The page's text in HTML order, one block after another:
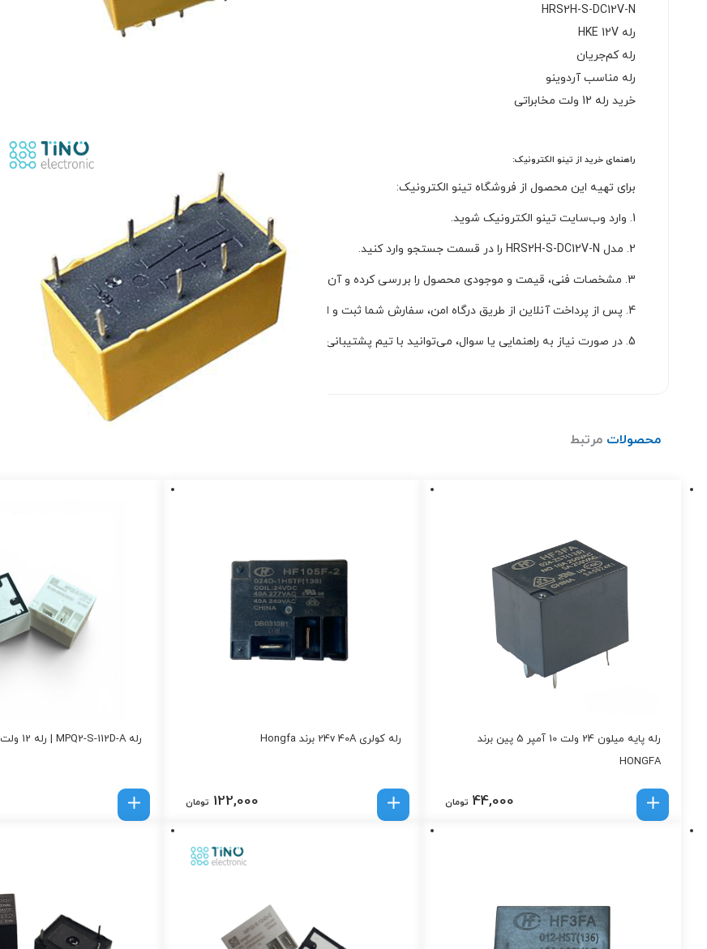
HRS2H-S-DC12V-N
رله HKE 12V
رله کم‌جریان
رله مناسب آردوینو
خرید رله 12 ولت مخابراتی
راهنمای خرید از تینو الکترونیک:
برای تهیه این محصول از فروشگاه تینو الکترونیک:
1. وارد وب‌سایت تینو الکترونیک شوید.
2. مدل HRS2H-S-DC12V-N را در قسمت جستجو وارد کنید.
3. مشخصات فنی، قیمت و موجودی محصول را بررسی کرده و آن را به سبد خرید اضافه کنید.
4. پس از پرداخت آنلاین از طریق درگاه امن، سفارش شما ثبت و ارسال خواهد شد.
5. در صورت نیاز به راهنمایی یا سوال، می‌توانید با تیم پشتیبانی تماس بگیرید.
محصولات مرتبط
رله پایه میلون 24 ولت 10 آمپر 5 پین برند
HONGFA
44,000 تومان
رله کولری 24v 40A برند Hongfa
122,000 تومان
رله MPQ2-S-112D-A | رله 12 ولت DC